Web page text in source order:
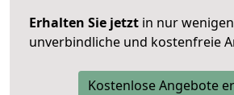
Erhalten Sie jetzt in nur
unverbindliche und kostenfreie
Kostenlose Angebote